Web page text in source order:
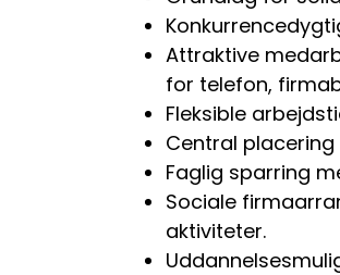
Attraktive
for telefon,
Fleksible
Central
Faglig sparring
Sociale
aktiviteter.